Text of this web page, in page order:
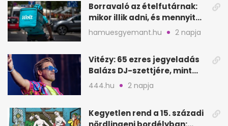
Borravaló az ételfutárnak:
mikor illik adni, és mennyit
rendeléskor?
hamuesgyemant.hu 2 napja
Vitézy: 65 ezres jegyeladás
Balázs DJ-szettjére, mint
metró nélküli Puskás-meccs
444.hu 2 napja
Kegyetlen rend a 15. századi